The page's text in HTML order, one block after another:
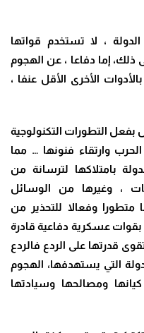
، لا تستخدم قواتها
ذلك، إما دفاعا ، عن الهجوم
الأخرى الأقل عنفا ،
بفعل التطورات التكنولوجية
وارتقاء فنونها … مما
بامتلاكها لترسانة من
، وغيرها من الوسائل
متطورا وفعالا للتحذير من
بقوات عسكرية دفاعية قادرة
قدرتها على الردع فالردع
التي يستهدفها، الهجوم
ومصالحها وسيادتها